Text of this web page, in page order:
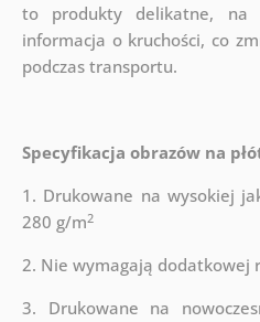
to produkty delikatne, na
informacja o kruchości, co
podczas transportu.
Specyfikacja obrazów na
1. Drukowane na wysokiej
280 g/m2
2. Nie wymagają dodatkowej
3. Drukowane na